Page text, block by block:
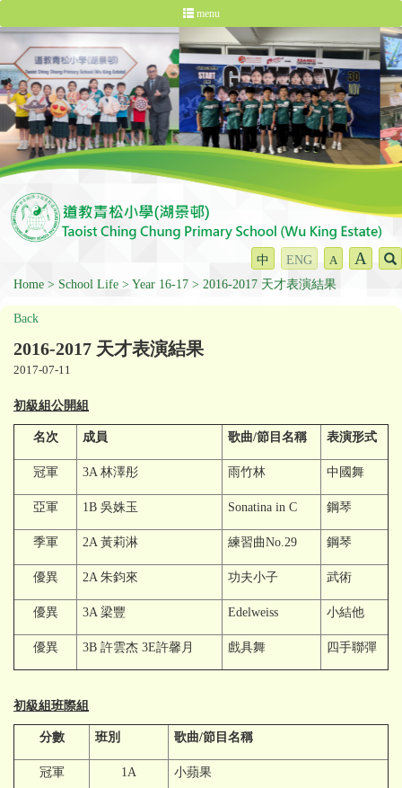
menu
中 ENG A A
Home School Life Year 16-17 2016-2017 天才表演結果
Back
2016-2017 天才表演結果
2017-07-11
初級組公開組
名次 成員 歌曲/節目名稱 表演形式
冠軍 3A 林澤彤 雨竹林 中國舞
亞軍 1B 吳姝玉 Sonatina in C 鋼琴
季軍 2A 黃莉淋 練習曲No.29 鋼琴
優異 2A 朱鈞來 功夫小子 武術
優異 3A 梁豐 Edelweiss 小結他
優異 3B 許雲杰 3E許馨月 戲具舞 四手聯彈
初級組班際組
分數 班別 歌曲/節目名稱
冠軍 1A 小蘋果